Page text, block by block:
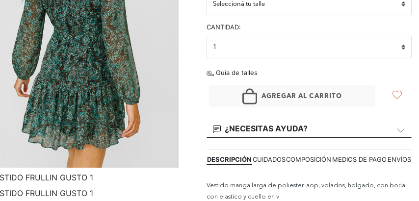
CANTIDAD:
Guía de talles
AGREGAR AL CARRITO
¿NECESITAS AYUDA?
DESCRIPCIÓNCUIDADOSCOMPOSICIÓN MEDIOS DE PAGO ENVÍOS
Vestido manga larga de poliester, aop, volados, holgado, con borla,
con elastico y cuello en v